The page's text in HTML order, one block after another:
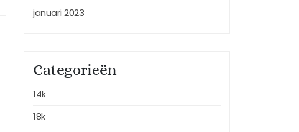
januari 2023
Categorieën
14k
18k